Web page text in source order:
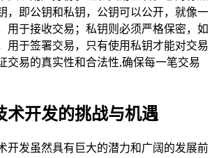
，即公钥和私钥，公钥可以公开，就像一
用于接收交易；私钥则必须严格保密，如
用于签署交易，只有使用私钥才能对交易
交易的真实性和合法性,确保每一笔交易
术开发的挑战与机遇
开发虽然具有巨大的潜力和广阔的发展前